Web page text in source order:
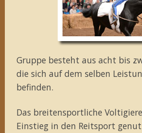
Gruppe besteht aus acht bis
die sich auf dem selben
befinden.
Das breitensportliche
Einstieg in den Reitsport